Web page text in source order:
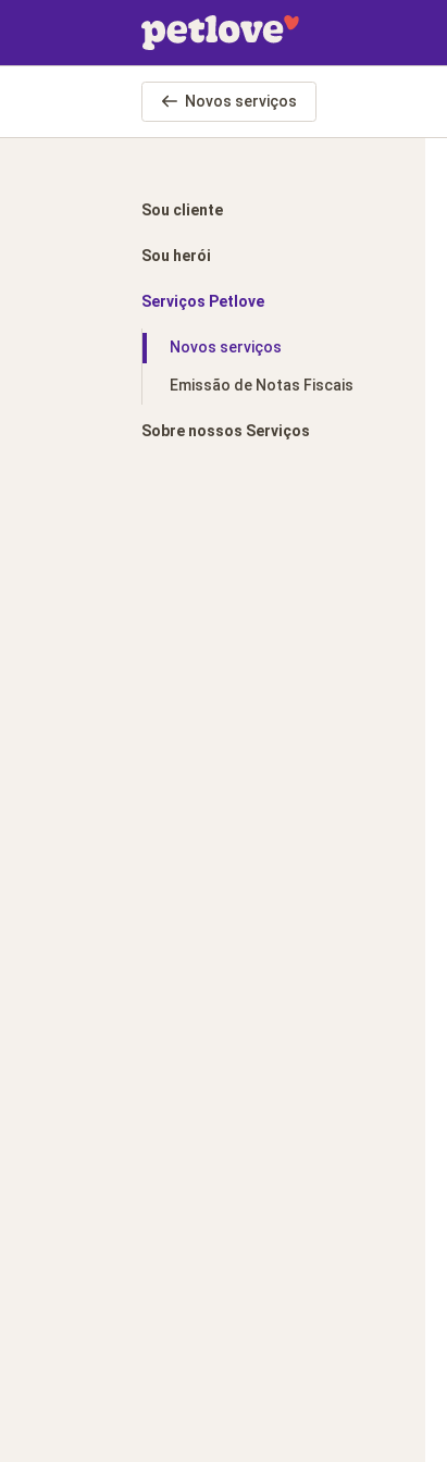
Novos serviços
Sou cliente
Sou herói
Serviços Petlove
Novos serviços
Emissão de Notas Fiscais
Sobre nossos Serviços